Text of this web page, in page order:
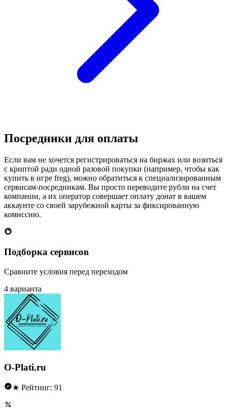
Посредники для оплаты
Если вам не хочется регистрироваться на биржах или возиться
с криптой ради одной разовой покупки (например, чтобы как
купить в игре freg), можно обратиться к специализированным
сервисам-посредникам. Вы просто переводите рубли на счет
компании, а их оператор совершает оплату донат в вашем
аккаунте со своей зарубежной карты за фиксированную
комиссию.
Подборка сервисов
Сравните условия перед переходом
4 варианта
O-Plati.ru
★ Рейтинг: 91